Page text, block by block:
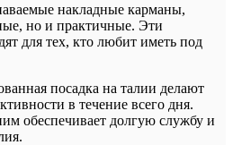
накладные карманы,
но и практичные. Эти
для тех, кто любит иметь под
посадка на талии делают
в течение всего дня.
обеспечивает долгую службу и